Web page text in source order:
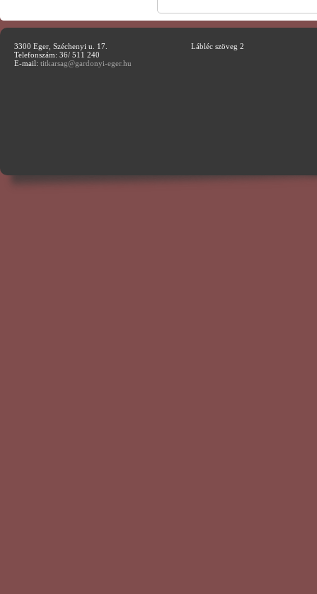
3300 Eger, Széchenyi u. 17.
Telefonszám: 36/ 511 240
E-mail: titkarsag@gardonyi-eger.hu
Lábléc szöveg 2